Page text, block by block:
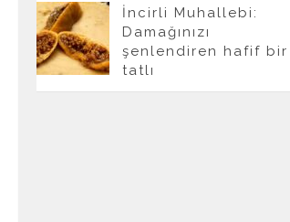
İncirli Muhallebi:
Damağınızı
şenlendiren hafif bir
tatlı